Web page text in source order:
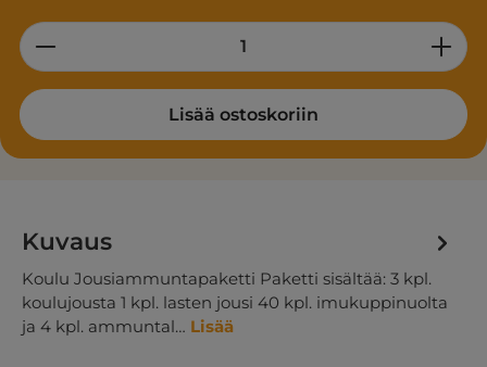
Product Quantity: Enter the desired
Lisää ostoskoriin
Kuvaus
Koulu Jousiammuntapaketti Paketti sisältää: 3 kpl.
koulujousta 1 kpl. lasten jousi 40 kpl. imukuppinuolta
ja 4 kpl. ammuntal… Lisää